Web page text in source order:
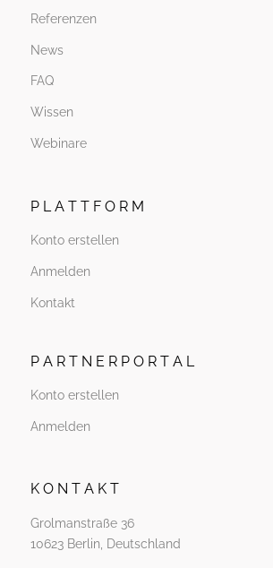
Referenzen
News
FAQ
Wissen
Webinare
P L A T T F O R M
Konto erstellen
Anmelden
Kontakt
P A R T N E R P O R T A L
Konto erstellen
Anmelden
K O N T A K T
Grolmanstraße 36
10623 Berlin, Deutschland